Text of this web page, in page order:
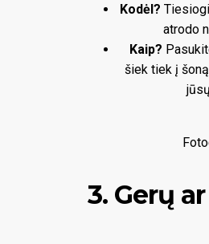
Kodėl?
atrodo
Kaip?
šiek tiek į
3. Gerų